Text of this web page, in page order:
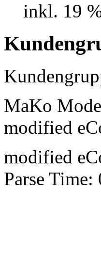
inkl. 19
MaKo
modified
modified
Parse Time: